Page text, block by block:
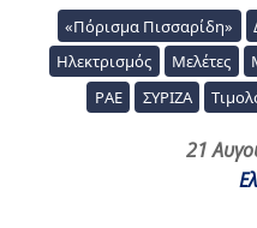
«Πόρισμα Πισσαρίδη»
Ηλεκτρισμός
Μελέτες
ΡΑΕ
ΣΥΡΙΖΑ
21